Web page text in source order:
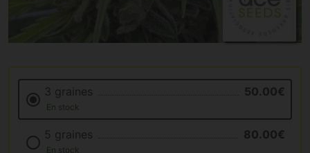
3 graines 50.00€
En stock
5 graines 80.00€
En stock